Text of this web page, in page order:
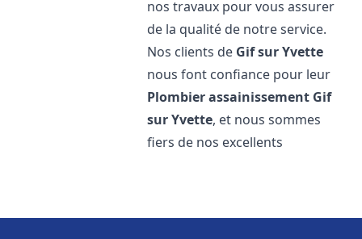
nos travaux pour vous assurer
de la qualité de notre service.
Nos clients de Gif sur Yvette
nous font confiance pour leur
Plombier assainissement Gif
sur Yvette, et nous sommes
fiers de nos excellents